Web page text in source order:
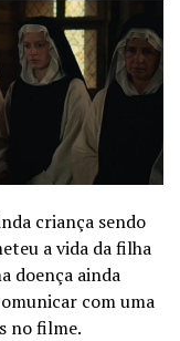
criança sendo
a vida da filha
doença ainda
com uma
no filme.